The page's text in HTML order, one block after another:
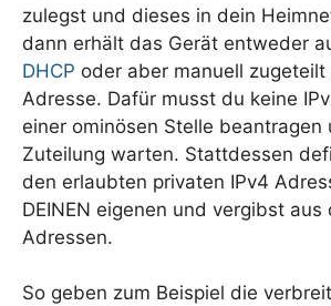
zulegst und dieses in dein
dann erhält das Gerät entweder
DHCP oder aber manuell zugeteilt
Adresse. Dafür musst du keine
einer ominösen Stelle beantragen
Zuteilung warten. Stattdessen
den erlaubten privaten IPv4
DEINEN eigenen und vergibst aus
Adressen.
So geben zum Beispiel die